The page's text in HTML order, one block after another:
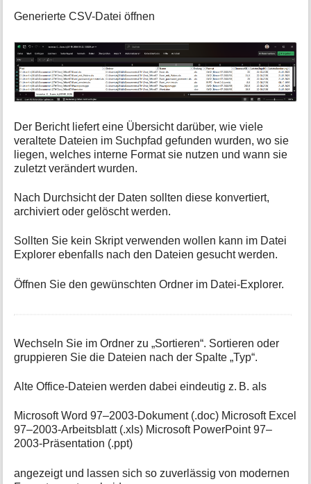
Generierte CSV-Datei öffnen
Der Bericht liefert eine Übersicht darüber, wie viele
veraltete Dateien im Suchpfad gefunden wurden, wo sie
liegen, welches interne Format sie nutzen und wann sie
zuletzt verändert wurden.
Nach Durchsicht der Daten sollten diese konvertiert,
archiviert oder gelöscht werden.
Sollten Sie kein Skript verwenden wollen kann im Datei
Explorer ebenfalls nach den Dateien gesucht werden.
Öffnen Sie den gewünschten Ordner im Datei‑Explorer.
Wechseln Sie im Ordner zu „Sortieren“. Sortieren oder
gruppieren Sie die Dateien nach der Spalte „Typ“.
Alte Office‑Dateien werden dabei eindeutig z. B. als
Microsoft Word 97–2003‑Dokument (.doc) Microsoft Excel
97–2003‑Arbeitsblatt (.xls) Microsoft PowerPoint 97–
2003‑Präsentation (.ppt)
angezeigt und lassen sich so zuverlässig von modernen